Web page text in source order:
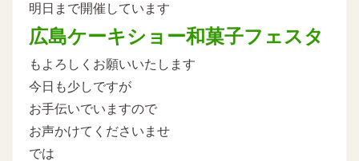
明日まで開催しています
広島ケーキショー和菓子フェスタ
もよろしくお願いいたします
今日も少しですが
お手伝いでいますので
お声かけてくださいませ
では